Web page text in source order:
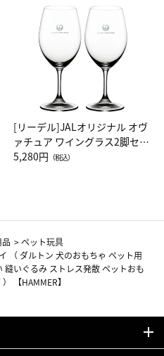
[リーデル]JALオリジナル オヴ
ァチュア ワイングラス2脚セッ
ト（レッドワイン）
5,280円 （税込）
>ペット玩具
（ ダルトン 犬のおもちゃ ペット用
いぐるみ ストレス発散 ペットおも
【HAMMER】